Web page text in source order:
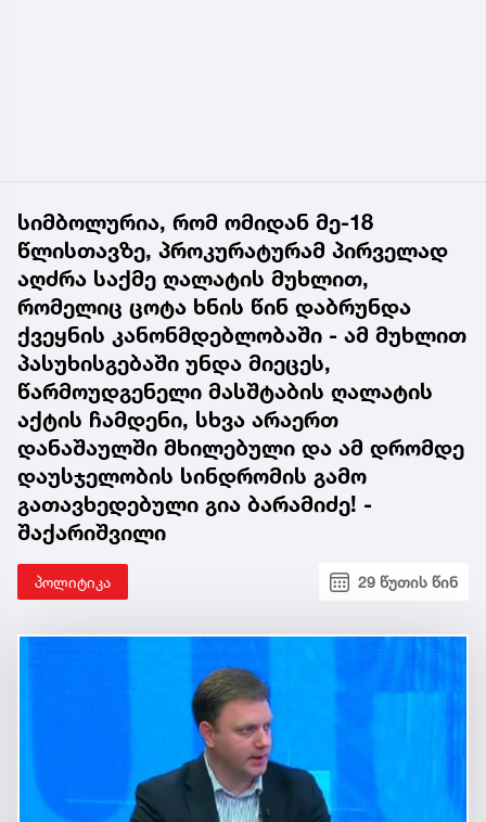
სიმბოლურია, რომ ომიდან მე-18
წლისთავზე, პროკურატურამ პირველად
აღძრა საქმე ღალატის მუხლით,
რომელიც ცოტა ხნის წინ დაბრუნდა
ქვეყნის კანონმდებლობაში - ამ მუხლით
პასუხისგებაში უნდა მიეცეს,
წარმოუდგენელი მასშტაბის ღალატის
აქტის ჩამდენი, სხვა არაერთ
დანაშაულში მხილებული და ამ დრომდე
დაუსჯელობის სინდრომის გამო
გათავხედებული გია ბარამიძე! -
შაქარიშვილი
პოლიტიკა 29 წუთის წინ